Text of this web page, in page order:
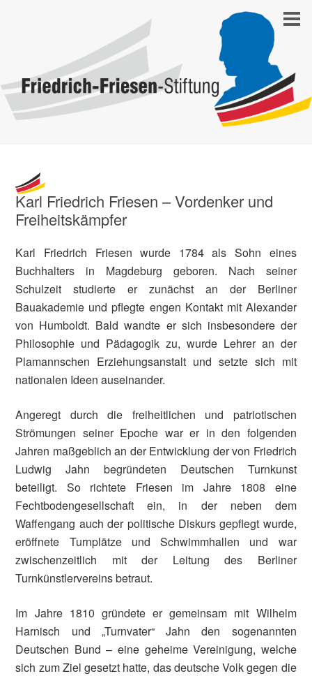
Karl Friedrich Friesen – Vordenker und
Freiheitskämpfer
Karl Friedrich Friesen wurde 1784 als Sohn eines
Buchhalters in Magdeburg geboren. Nach seiner
Schulzeit studierte er zunächst an der Berliner
Bauakademie und pflegte engen Kontakt mit Alexander
von Humboldt. Bald wandte er sich insbesondere der
Philosophie und Pädagogik zu, wurde Lehrer an der
Plamannschen Erziehungsanstalt und setzte sich mit
nationalen Ideen ausein­ander.
Angeregt durch die freiheitlichen und patriotischen
Strömungen seiner Epoche war er in den folgenden
Jahren maßgeblich an der Entwicklung der von Friedrich
Ludwig Jahn begründeten Deutschen Turnkunst
beteiligt. So richtete Friesen im Jahre 1808 eine
Fechtbodengesellschaft ein, in der neben dem
Waffengang auch der politische Diskurs gepflegt wurde,
eröffnete Turnplätze und Schwimmhallen und war
zwischenzeitlich mit der Leitung des Berliner
Turnkünstlervereins betraut.
Im Jahre 1810 gründete er gemeinsam mit Wilhelm
Harnisch und „Turnvater“ Jahn den sogenannten
Deutschen Bund – eine geheime Vereinigung, welche
sich zum Ziel gesetzt hatte, das deutsche Volk gegen die